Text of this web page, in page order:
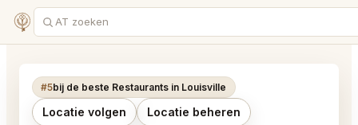
#5bij de beste Restaurants in Louisville
Locatie volgen Locatie beheren